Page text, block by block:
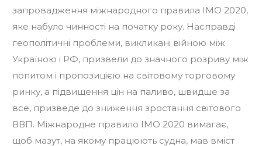
запровадження міжнародного правила IMO 2020,
яке набуло чинності на початку року. Насправді
геополітичні проблеми, викликані війною між
Україною і РФ, призвели до значного розриву між
попитом і пропозицією на світовому торговому
ринку, а підвищення цін на паливо, швидше за
все, призведе до зниження зростання світового
ВВП. Міжнародне правило IMO 2020 вимагає,
щоб мазут, на якому працюють судна, мав вміст